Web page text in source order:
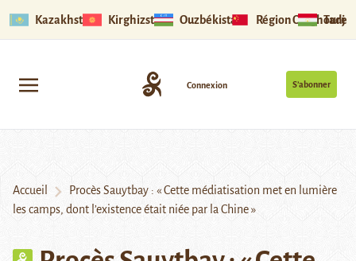
Kazakhstan Kirghizstan Ouzbékistan Région Ouïghoure
S’abonner
Connexion
Accueil
Procès Sauytbay : « Cette médiatisation met en lumière
les camps, dont l’existence était niée par la Chine »